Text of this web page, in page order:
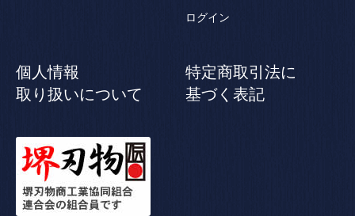
ログイン
個人情報
取り扱いについて
特定商取引法に
基づく表記